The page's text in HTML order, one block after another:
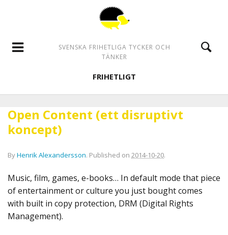
SVENSKA FRIHETLIGA TYCKER OCH
TÄNKER
FRIHETLIGT
Open Content (ett disruptivt
koncept)
ByHenrik Alexandersson. Published on 2014-10-20.
Music, film, games, e-books… In default mode that piece
of entertainment or culture you just bought comes
with built in copy protection, DRM (Digital Rights
Management).